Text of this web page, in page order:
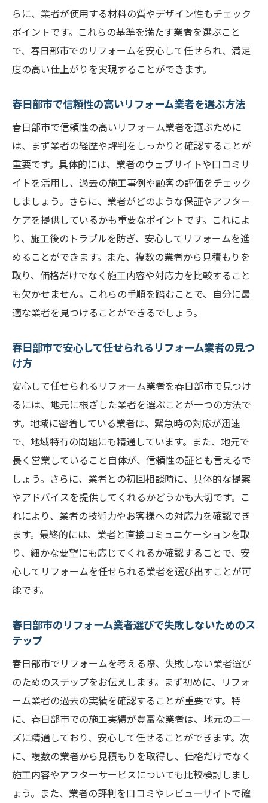
らに、業者が使用する材料の質やデザイン性もチェック
ポイントです。これらの基準を満たす業者を選ぶこと
で、春日部市でのリフォームを安心して任せられ、満足
度の高い仕上がりを実現することができます。
春日部市で信頼性の高いリフォーム業者を選ぶ方法
春日部市で信頼性の高いリフォーム業者を選ぶために
は、まず業者の経歴や評判をしっかりと確認することが
重要です。具体的には、業者のウェブサイトや口コミサ
イトを活用し、過去の施工事例や顧客の評価をチェック
しましょう。さらに、業者がどのような保証やアフター
ケアを提供しているかも重要なポイントです。これによ
り、施工後のトラブルを防ぎ、安心してリフォームを進
めることができます。また、複数の業者から見積もりを
取り、価格だけでなく施工内容や対応力を比較すること
も欠かせません。これらの手順を踏むことで、自分に最
適な業者を見つけることができるでしょう。
春日部市で安心して任せられるリフォーム業者の見つ
け方
安心して任せられるリフォーム業者を春日部市で見つけ
るには、地元に根ざした業者を選ぶことが一つの方法で
す。地域に密着している業者は、緊急時の対応が迅速
で、地域特有の問題にも精通しています。また、地元で
長く営業していること自体が、信頼性の証とも言えるで
しょう。さらに、業者との初回相談時に、具体的な提案
やアドバイスを提供してくれるかどうかも大切です。こ
れにより、業者の技術力やお客様への対応力を確認でき
ます。最終的には、業者と直接コミュニケーションを取
り、細かな要望にも応じてくれるか確認することで、安
心してリフォームを任せられる業者を選び出すことが可
能です。
春日部市のリフォーム業者選びで失敗しないためのス
テップ
春日部市でリフォームを考える際、失敗しない業者選び
のためのステップをお伝えします。まず初めに、リフォ
ーム業者の過去の実績を確認することが重要です。特
に、春日部市での施工実績が豊富な業者は、地元のニー
ズに精通しており、安心して任せることができます。次
に、複数の業者から見積もりを取得し、価格だけでなく
施工内容やアフターサービスについても比較検討しまし
ょう。また、業者の評判を口コミやレビューサイトで確